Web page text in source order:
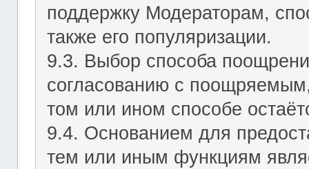
поддержку Модераторам,
также его популяризации.
9.3. Выбор способа
согласованию с
том или ином способе
9.4. Основанием для
тем или иным функциям